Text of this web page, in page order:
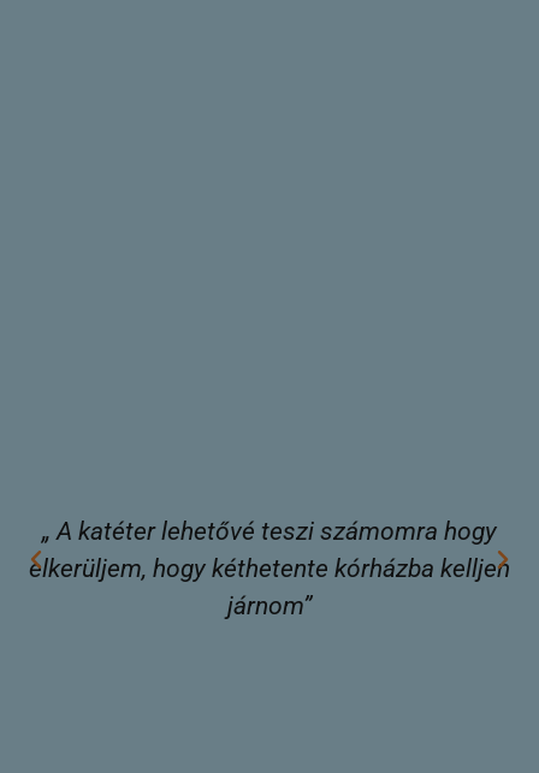
„ A katéter lehetővé teszi számomra hogy
elkerüljem, hogy kéthetente kórházba kelljen
járnom”